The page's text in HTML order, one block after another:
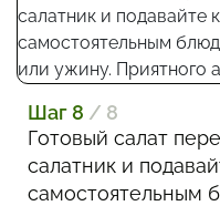
Шаг 8 / 8
Готовый салат
салатник и
самостоятельным